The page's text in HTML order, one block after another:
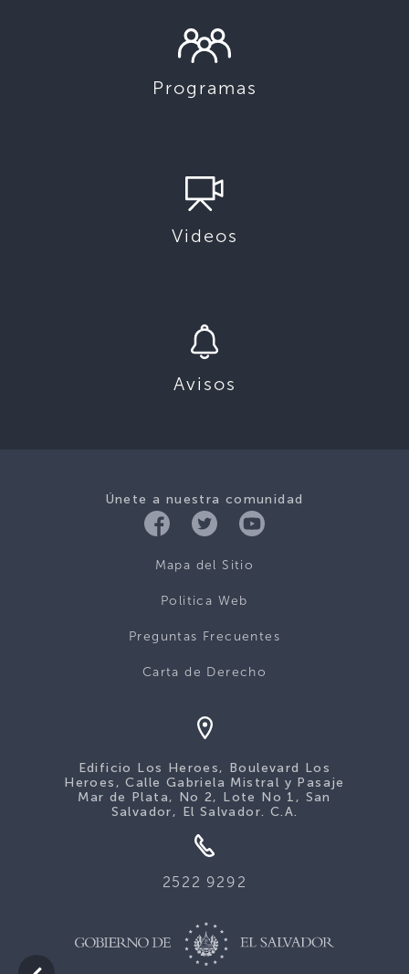
Programas
Videos
Avisos
Únete a nuestra comunidad
Mapa del Sitio
Politica Web
Preguntas Frecuentes
Carta de Derecho
Edificio Los Heroes, Boulevard Los
Heroes, Calle Gabriela Mistral y Pasaje
Mar de Plata, No 2, Lote No 1, San
Salvador, El Salvador. C.A.
2522 9292